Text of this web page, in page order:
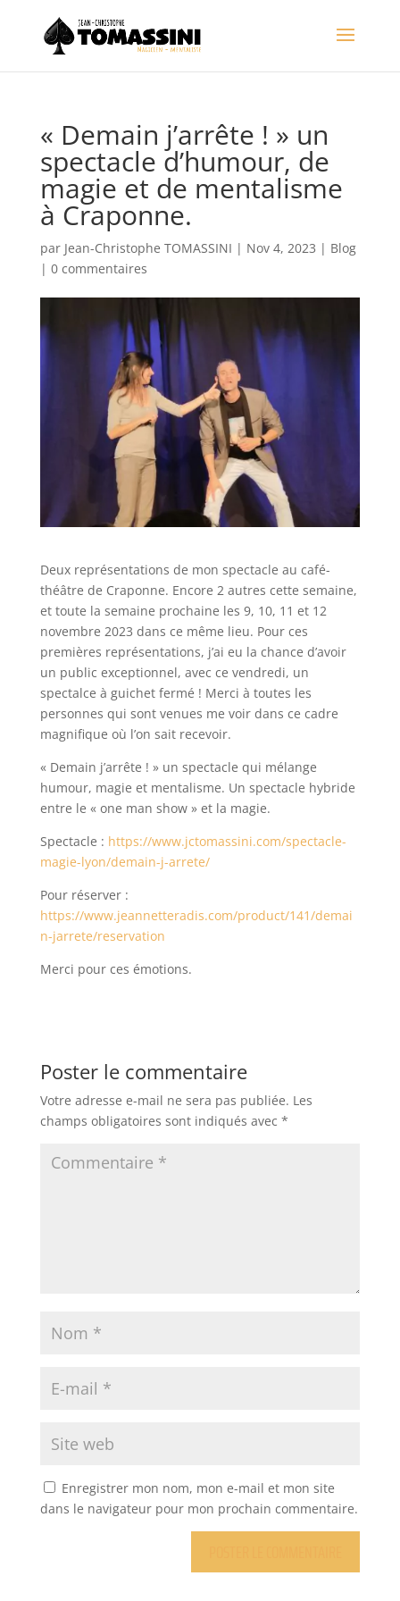
« Demain j’arrête ! » un
spectacle d’humour, de
magie et de mentalisme
à Craponne.
par Jean-Christophe TOMASSINI | Nov 4, 2023 | Blog
| 0 commentaires
Deux représentations de mon spectacle au café-
théâtre de Craponne. Encore 2 autres cette semaine,
et toute la semaine prochaine les 9, 10, 11 et 12
novembre 2023 dans ce même lieu. Pour ces
premières représentations, j’ai eu la chance d’avoir
un public exceptionnel, avec ce vendredi, un
spectalce à guichet fermé ! Merci à toutes les
personnes qui sont venues me voir dans ce cadre
magnifique où l’on sait recevoir.
« Demain j’arrête ! » un spectacle qui mélange
humour, magie et mentalisme. Un spectacle hybride
entre le « one man show » et la magie.
Spectacle : https://www.jctomassini.com/spectacle-
magie-lyon/demain-j-arrete/
Pour réserver :
https://www.jeannetteradis.com/product/141/demai
n-jarrete/reservation
Merci pour ces émotions.
Poster le commentaire
Votre adresse e-mail ne sera pas publiée. Les
champs obligatoires sont indiqués avec *
Enregistrer mon nom, mon e-mail et mon site
dans le navigateur pour mon prochain commentaire.